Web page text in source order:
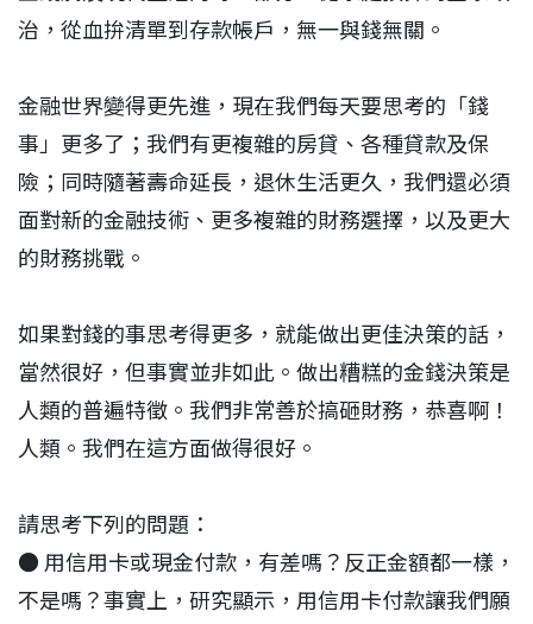
治，從血拚清單到存款帳戶，無一與錢無關。
金融世界變得更先進，現在我們每天要思考的「錢
事」更多了；我們有更複雜的房貸、各種貸款及保
險；同時隨著壽命延長，退休生活更久，我們還必須
面對新的金融技術、更多複雜的財務選擇，以及更大
的財務挑戰。
如果對錢的事思考得更多，就能做出更佳決策的話，
當然很好，但事實並非如此。做出糟糕的金錢決策是
人類的普遍特徵。我們非常善於搞砸財務，恭喜啊！
人類。我們在這方面做得很好。
請思考下列的問題：
● 用信用卡或現金付款，有差嗎？反正金額都一樣，
不是嗎？事實上，研究顯示，用信用卡付款讓我們願